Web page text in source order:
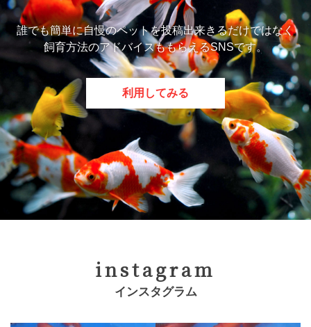
誰でも簡単に自慢のペットを投稿出来きるだけではなく
飼育方法のアドバイスももらえるSNSです。
利用してみる
instagram
インスタグラム